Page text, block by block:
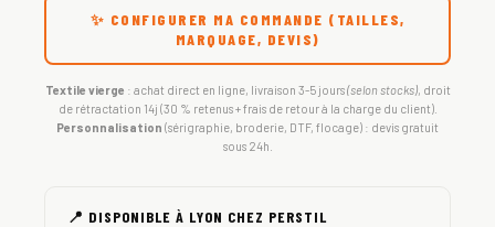
✨ CONFIGURER MA COMMANDE (TAILLES,
MARQUAGE, DEVIS)
Textile vierge : achat direct en ligne, livraison 3-5 jours(selon stocks), droit
de rétractation 14j (30 % retenus + frais de retour à la charge du client).
Personnalisation (sérigraphie, broderie, DTF, flocage) : devis gratuit
sous 24h.
📍 DISPONIBLE À LYON CHEZ PERSTIL